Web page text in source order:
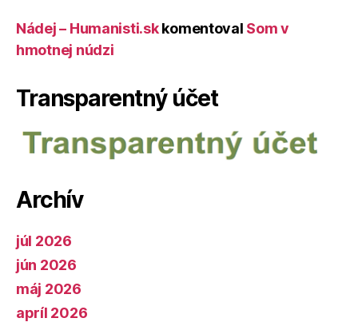
Nádej – Humanisti.skkomentoval Som v
hmotnej núdzi
Transparentný účet
Archív
júl 2026
jún 2026
máj 2026
apríl 2026